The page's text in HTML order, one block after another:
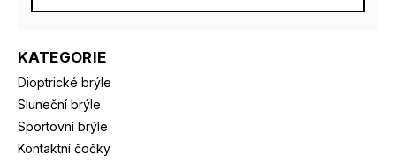
KATEGORIE
Dioptrické brýle
Sluneční brýle
Sportovní brýle
Kontaktní čočky